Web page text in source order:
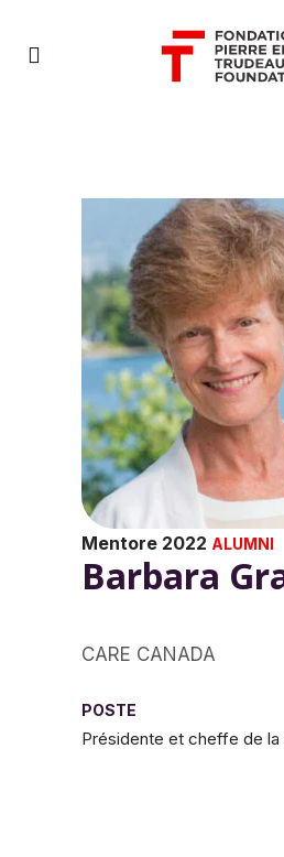
Mentore 2022 ALUMNI
Barbara
CARE CANADA
POSTE
Présidente et cheffe de la